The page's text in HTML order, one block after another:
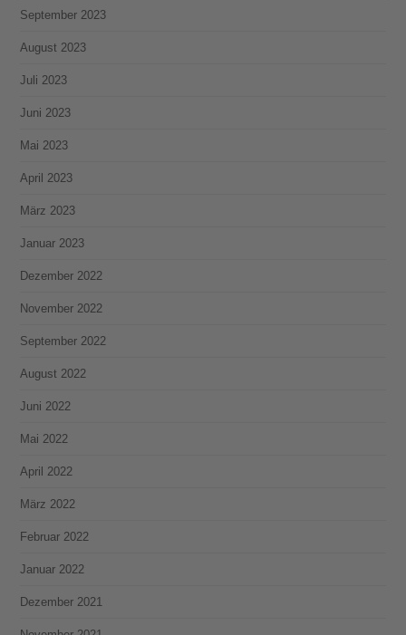
September 2023
August 2023
Juli 2023
Juni 2023
Mai 2023
April 2023
März 2023
Januar 2023
Dezember 2022
November 2022
September 2022
August 2022
Juni 2022
Mai 2022
April 2022
März 2022
Februar 2022
Januar 2022
Dezember 2021